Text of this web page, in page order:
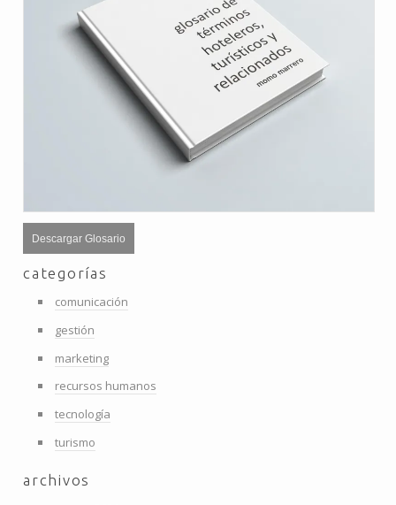
Descargar Glosario
categorías
comunicación
gestión
marketing
recursos humanos
tecnología
turismo
archivos